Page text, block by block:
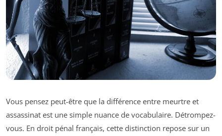
Vous pensez peut-être que la différence entre meurtre et
assassinat est une simple nuance de vocabulaire. Détrompez-
vous. En droit pénal français, cette distinction repose sur un